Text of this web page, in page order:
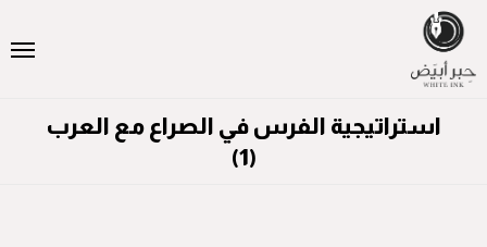
استراتيجية الفرس في الصراع مع العرب
(1)